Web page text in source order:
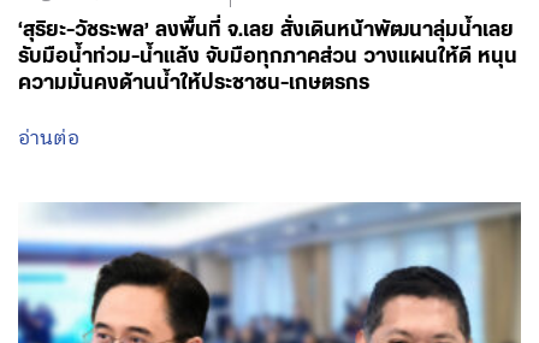
อ่านต่อ